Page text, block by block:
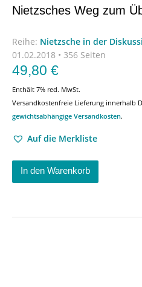
Nietzsches Weg zum
Reihe: Nietzsche in der
01.02.2018 • 356 Seiten
49,80 €
Enthält 7% red. MwSt.
Versandkostenfreie Lieferung innerhalb
gewichtsabhängige Versandkosten.
Auf die Merkliste
In den Warenkorb